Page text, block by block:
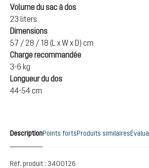
Volume du sac à dos
23 liters
Dimensions
57 / 28 / 18 (L x W x D) cm
Charge recommandée
3-6 kg
Longueur du dos
44-54 cm
DescriptionPoints fortsProduits similaires
Réf. produit : 3400126